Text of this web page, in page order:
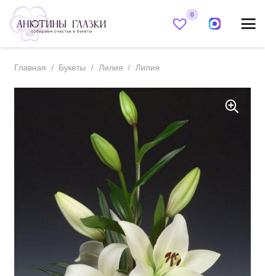
0
Главная / Букеты / Лилия / Лилия